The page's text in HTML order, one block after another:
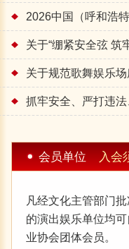
关于协会分支机构
关于2025年演出经
关于《关于2024演
关于协会办公点临
四川省演出娱乐行
关于进一步加强演
关于进一步加强演
2026中国（呼和浩
关于“绷紧安全弦 筑
关于规范歌舞娱乐
抓牢安全、严打违
会员单位 入会
凡经文化主管部门
的演出娱乐单位均
业协会团体会员。